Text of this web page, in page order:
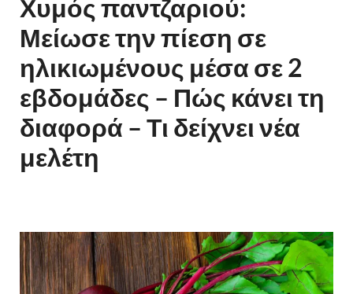
Χυμός παντζαριού:
Μείωσε την πίεση σε
ηλικιωμένους μέσα σε 2
εβδομάδες – Πώς κάνει τη
διαφορά – Τι δείχνει νέα
μελέτη